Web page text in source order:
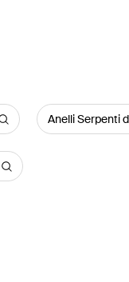
Anelli Serpenti